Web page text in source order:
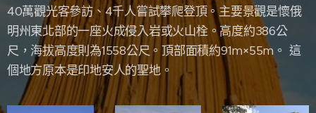
40萬觀光客參訪、4千人嘗試攀爬登頂。主要景觀是懷俄
明州東北部的一座火成侵入岩或火山栓。高度約386公
尺，海拔高度則為1558公尺。頂部面積約91m×55m。 這
個地方原本是印地安人的聖地。